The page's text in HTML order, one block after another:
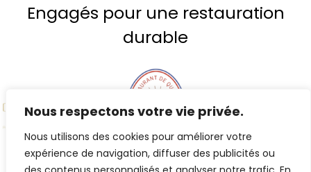
Nous respectons votre vie privée.
Nous utilisons des cookies pour améliorer votre
expérience de navigation, diffuser des publicités ou
Engagés pour une restauration
durable